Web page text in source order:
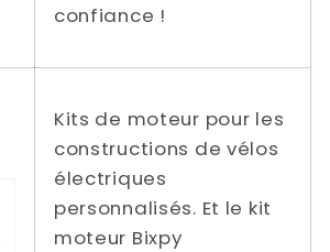
confiance !
Kits de moteur pour les
constructions de vélos
électriques
personnalisés. Et le kit
moteur Bixpy